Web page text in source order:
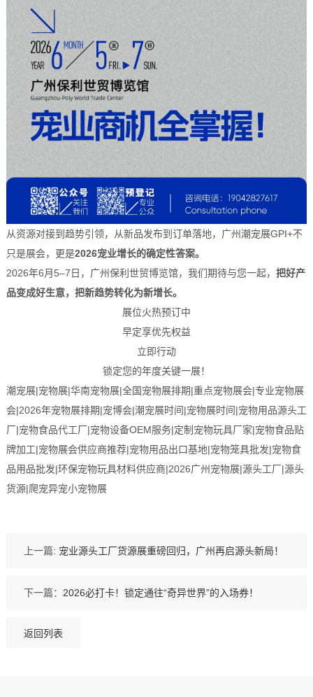
从资源对接到趋势引领，从新品发布到订单落地，广州潮宠展GPI+不
只是展会，更是2026宠业增长的确定性答案。
2026年6月5–7日，广州保利世贸博览馆，我们期待与您一起， 把好产
品变成好生意，把新趋势转化为新增长。
展位火热预订中
早定享优先权益
立即行动
锁定您的年度关键一展！
潮宠展|宠物展|华南宠物展|全国宠物展排期|重点宠物展会|专业宠物展
会|2026年宠物展排期|宠博会|潮宠展时间|宠物展时间|宠物用品源头工
厂|宠物食品代工厂|宠物设备OEM服务|定制宠物玩具厂家|宠物食品贴
牌加工|宠物展会供应商推荐|宠物用品出口基地|宠物笼具批发|宠物食
品用品批发|环保宠物玩具材料供应商|2026广州宠物展|源头工厂|源头
货源|爬宠异宠小宠物展
上一篇: 宠业源头工厂货源展重磅回归，广州再启源头新局！
下一篇： 2026必打卡！锁定通往“奇异世界”的入场券！
返回列表